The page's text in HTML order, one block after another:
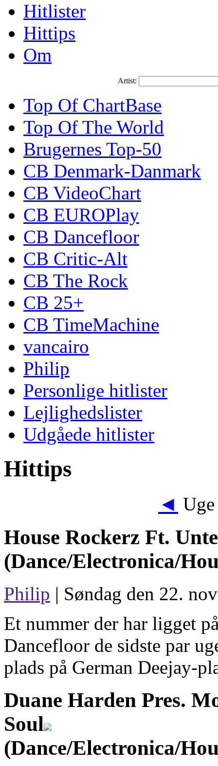
Hitlister
Hittips
Om
Artist:
Top Of ChartBase
Top Of The World
Brugernes Top-50
CB Denmark-Danmark
CB VideoChart
CB EUROPlay
CB Dancefloor
CB Critic-Alt
CB The Rock
CB 25+
CB TimeMachine
vancairo
Philip
Personlige hitlister
Lejlighedslister
Udgåede hitlister
Hittips
◄
House Rockerz Ft.
(Dance/Electronica/
Philip | Søndag den 22.
Et nummer der har ligget
Dancefloor de sidste par
plads på German Deejay-
Duane Harden Pres.
Soul
(Dance/Electronica/